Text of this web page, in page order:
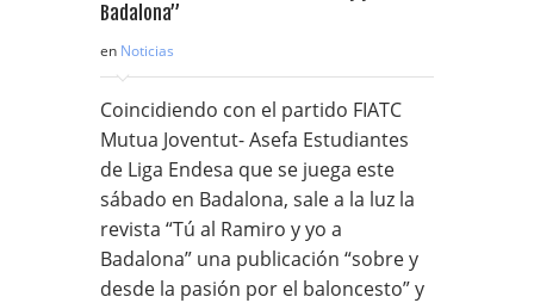
en Noticias
Coincidiendo con el partido FIATC
Mutua Joventut- Asefa Estudiantes
de Liga Endesa que se juega este
sábado en Badalona, sale a la luz la
revista “Tú al Ramiro y yo a
Badalona” una publicación “sobre y
desde la pasión por el baloncesto” y